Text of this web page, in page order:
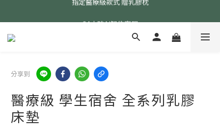
指定醫療級款式 贈乳膠枕
分享到
醫療級 學生宿舍 全系列乳膠
床墊